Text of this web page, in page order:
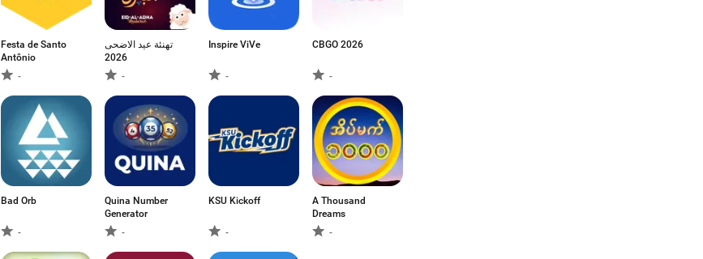
Festa de Santo
Antônio
-
تهنئة عيد الاضحى
2026
-
Inspire ViVe
-
CBGO 2026
-
Bad Orb
-
Quina Number
Generator
-
KSU Kickoff
-
A Thousand
Dreams
-